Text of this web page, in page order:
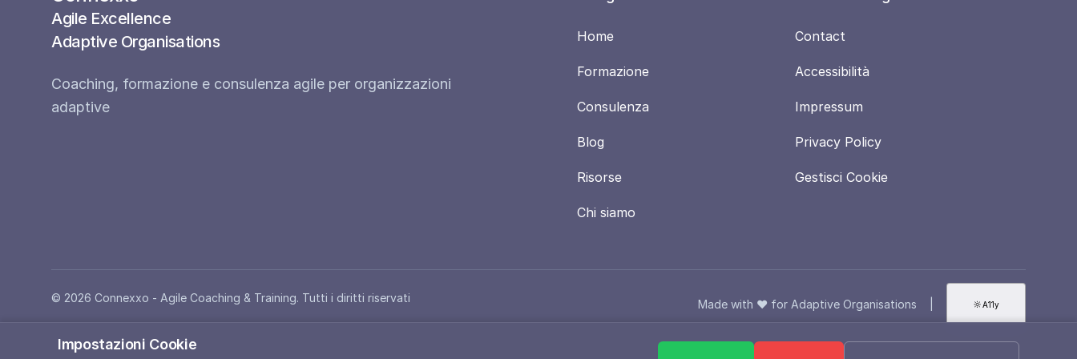
Agile Excellence
Adaptive Organisations
Coaching, formazione e consulenza agile per organizzazioni
adaptive
Home
Formazione
Consulenza
Blog
Risorse
Chi siamo
Contact
Accessibilità
Impressum
Privacy Policy
Gestisci Cookie
© 2026 Connexxo - Agile Coaching & Training. Tutti i diritti riservati Made with ❤️ for Adaptive Organisations 🔆A11y
Impostazioni Cookie